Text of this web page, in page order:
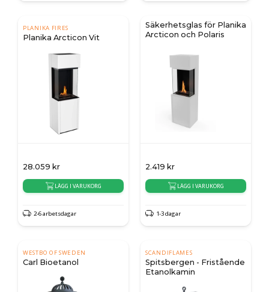
PLANIKA FIRES
Planika Arcticon Vit
28.059 kr
LÄGG I VARUKORG
2-6 arbetsdagar
Säkerhetsglas för Planika
Arcticon och Polaris
2.419 kr
LÄGG I VARUKORG
1-3 dagar
WESTBO OF SWEDEN
Carl Bioetanol
SCANDIFLAMES
Spitsbergen - Fristående
Etanolkamin